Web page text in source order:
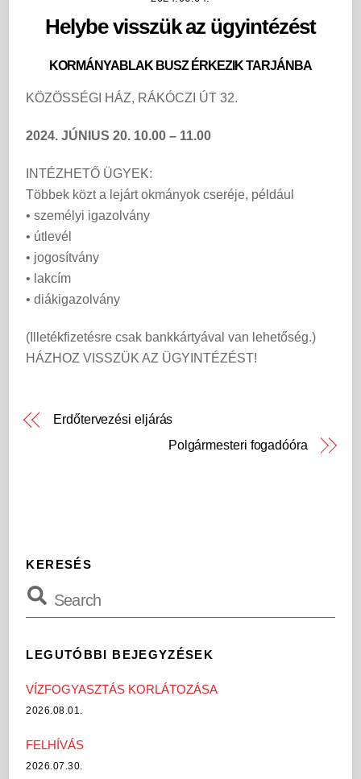
Helybe visszük az ügyintézést
KORMÁNYABLAK BUSZ ÉRKEZIK TARJÁNBA
KÖZÖSSÉGI HÁZ, RÁKÓCZI ÚT 32.
2024. JÚNIUS 20. 10.00 – 11.00
INTÉZHETŐ ÜGYEK:
Többek közt a lejárt okmányok cseréje, például
• személyi igazolvány
• útlevél
• jogosítvány
• lakcím
• diákigazolvány
(Illetékfizetésre csak bankkártyával van lehetőség.)
HÁZHOZ VISSZÜK AZ ÜGYINTÉZÉST!
Erdőtervezési eljárás
Polgármesteri fogadóóra
KERESÉS
LEGUTÓBBI BEJEGYZÉSEK
VÍZFOGYASZTÁS KORLÁTOZÁSA
2026.08.01.
FELHÍVÁS
2026.07.30.